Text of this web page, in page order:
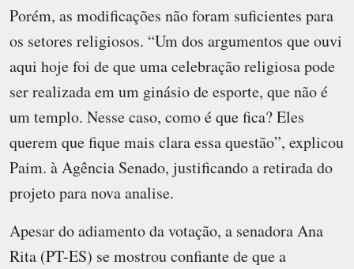
Porém, as modificações não foram suficientes para
os setores religiosos. “Um dos argumentos que ouvi
aqui hoje foi de que uma celebração religiosa pode
ser realizada em um ginásio de esporte, que não é
um templo. Nesse caso, como é que fica? Eles
querem que fique mais clara essa questão”, explicou
Paim. à Agência Senado, justificando a retirada do
projeto para nova analise.
Apesar do adiamento da votação, a senadora Ana
Rita (PT-ES) se mostrou confiante de que a